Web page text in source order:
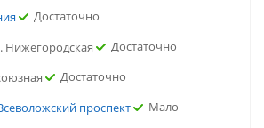
Достаточно
Нижегородская
Достаточно
Достаточно
проспект
Мало